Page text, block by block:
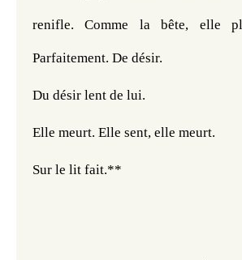
renifle. Comme la bête, elle
Parfaitement. De désir.
Du désir lent de lui.
Elle meurt. Elle sent, elle meurt.
Sur le lit fait.**